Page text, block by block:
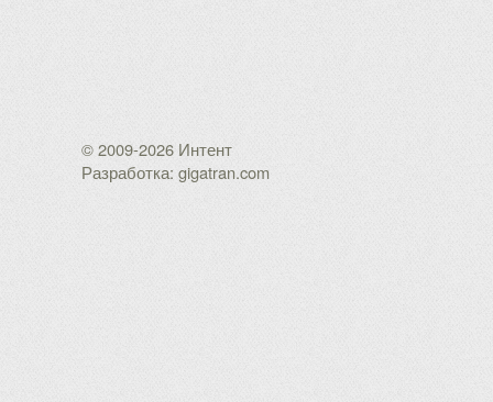
© 2009-2026 Интент
Разработка: gigatran.com